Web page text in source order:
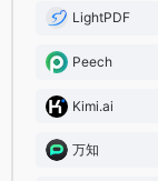
LightPDF
Peech
Kimi.ai
万知